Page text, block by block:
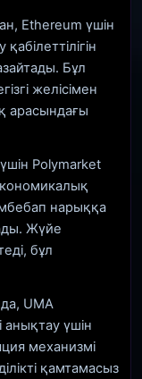
Ethereum үшін
Бұл
желісімен
арасындағы
Polymarket
нарыққа
Жүйе
бұл
UMA
анықтау үшін
механизмі
қамтамасыз